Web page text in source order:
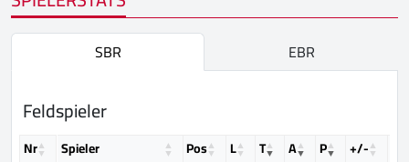
SBR EBR
Feldspieler
Nr Spieler Pos L T A P +/-